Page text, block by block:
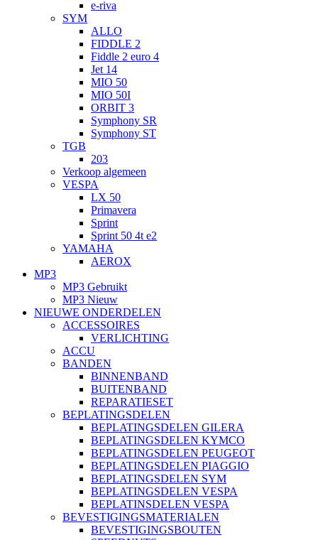
e-riva
SYM
ALLO
FIDDLE 2
Fiddle 2 euro 4
Jet 14
MIO 50
MIO 50I
ORBIT 3
Symphony SR
Symphony ST
TGB
203
Verkoop algemeen
VESPA
LX 50
Primavera
Sprint
Sprint 50 4t e2
YAMAHA
AEROX
MP3
MP3 Gebruikt
MP3 Nieuw
NIEUWE ONDERDELEN
ACCESSOIRES
VERLICHTING
ACCU
BANDEN
BINNENBAND
BUITENBAND
REPARATIESET
BEPLATINGSDELEN
BEPLATINGSDELEN GILERA
BEPLATINGSDELEN KYMCO
BEPLATINGSDELEN PEUGEOT
BEPLATINGSDELEN PIAGGIO
BEPLATINGSDELEN SYM
BEPLATINGSDELEN VESPA
BEPLATINSDELEN VESPA
BEVESTIGINGSMATERIALEN
BEVESTIGINGSBOUTEN